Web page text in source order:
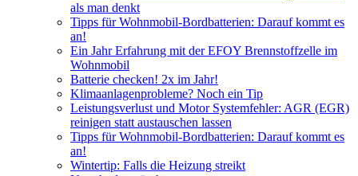
als man denkt
Tipps für Wohnmobil-Bordbatterien: Darauf kommt es
an!
Ein Jahr Erfahrung mit der EFOY Brennstoffzelle im
Wohnmobil
Batterie checken! 2x im Jahr!
Klimaanlagenprobleme? Noch ein Tip
Leistungsverlust und Motor Systemfehler: AGR (EGR)
reinigen statt austauschen lassen
Tipps für Wohnmobil-Bordbatterien: Darauf kommt es
an!
Wintertip: Falls die Heizung streikt